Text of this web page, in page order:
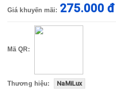
Giá khuyến mãi: 275.000 đ
Mã QR:
Thương hiệu: NaMiLux